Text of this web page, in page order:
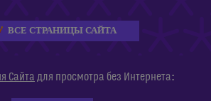
ВСЕ СТРАНИЦЫ САЙТА
Сайта для просмотра без Интернета: